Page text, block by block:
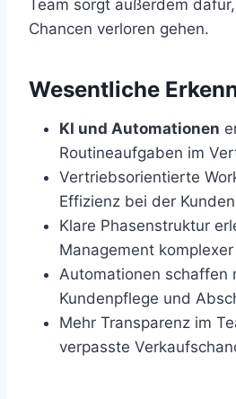
Team sorgt außerdem
Chancen verloren gehen.
Wesentliche
KI und Automationen
Routineaufgaben im
Vertriebsorientierte
Effizienz bei der
Klare Phasenstruktur
Management
Automationen schaffen
Kundenpflege und
Mehr Transparenz im
verpasste